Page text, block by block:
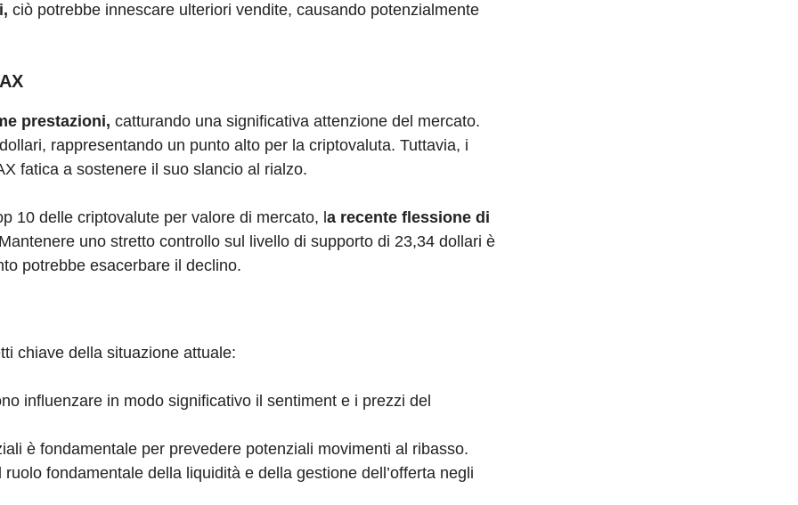
ciò potrebbe innescare ulteriori vendite, causando potenzialmente
prestazioni, catturando una significativa attenzione del mercato.
rappresentando un punto alto per la criptovaluta. Tuttavia, i
fatica a sostenere il suo slancio al rialzo.
10 delle criptovalute per valore di mercato, l a recente flessione di
Mantenere uno stretto controllo sul livello di supporto di 23,34 dollari è
potrebbe esacerbare il declino.
chiave della situazione attuale:
influenzare in modo significativo il sentiment e i prezzi del
è fondamentale per prevedere potenziali movimenti al ribasso.
fondamentale della liquidità e della gestione dell’offerta negli